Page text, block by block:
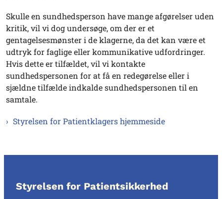
Skulle en sundhedsperson have mange afgørelser uden
kritik, vil vi dog undersøge, om der er et
gentagelsesmønster i de klagerne, da det kan være et
udtryk for faglige eller kommunikative udfordringer.
Hvis dette er tilfældet, vil vi kontakte
sundhedspersonen for at få en redegørelse eller i
sjældne tilfælde indkalde sundhedspersonen til en
samtale.
Styrelsen for Patientklagers hjemmeside
Styrelsen for Patientsikkerhed